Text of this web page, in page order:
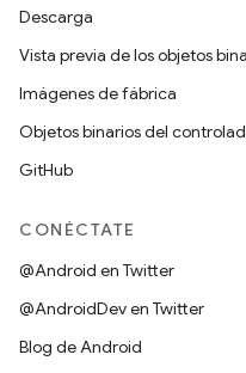
Descarga
Vista previa de los objetos
Imágenes de fábrica
Objetos binarios del
GitHub
CONÉCTATE
@Android en Twitter
@AndroidDev en Twitter
Blog de Android